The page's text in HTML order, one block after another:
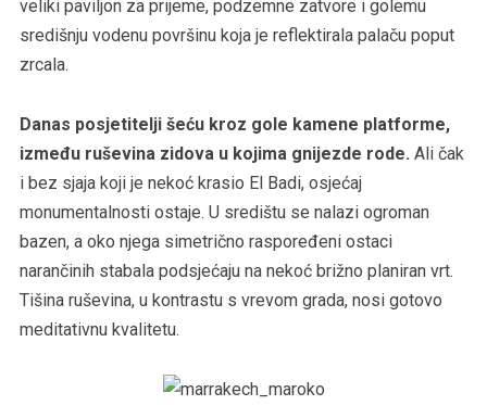
veliki paviljon za prijeme, podzemne zatvore i golemu
središnju vodenu površinu koja je reflektirala palaču poput
zrcala.
Danas posjetitelji šeću kroz gole kamene platforme,
između ruševina zidova u kojima gnijezde rode. Ali čak
i bez sjaja koji je nekoć krasio El Badi, osjećaj
monumentalnosti ostaje. U središtu se nalazi ogroman
bazen, a oko njega simetrično raspoređeni ostaci
narančinih stabala podsjećaju na nekoć brižno planiran vrt.
Tišina ruševina, u kontrastu s vrevom grada, nosi gotovo
meditativnu kvalitetu.